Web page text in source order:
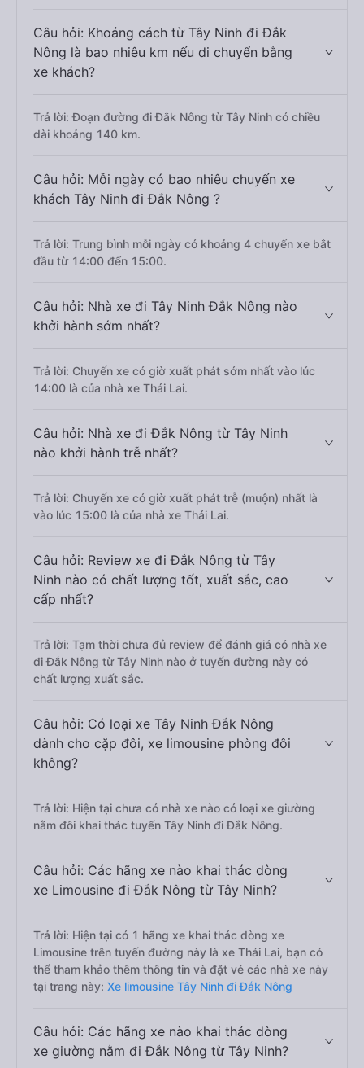
Câu hỏi: Khoảng cách từ Tây Ninh đi Đắk
Nông là bao nhiêu km nếu di chuyển bằng
xe khách?
Trả lời: Đoạn đường đi Đắk Nông từ Tây Ninh có chiều
dài khoảng 140 km.
Câu hỏi: Mỗi ngày có bao nhiêu chuyến xe
khách Tây Ninh đi Đắk Nông ?
Trả lời: Trung bình mỗi ngày có khoảng 4 chuyến xe bắt
đầu từ 14:00 đến 15:00.
Câu hỏi: Nhà xe đi Tây Ninh Đắk Nông nào
khởi hành sớm nhất?
Trả lời: Chuyến xe có giờ xuất phát sớm nhất vào lúc
14:00 là của nhà xe Thái Lai.
Câu hỏi: Nhà xe đi Đắk Nông từ Tây Ninh
nào khởi hành trễ nhất?
Trả lời: Chuyến xe có giờ xuất phát trễ (muộn) nhất là
vào lúc 15:00 là của nhà xe Thái Lai.
Câu hỏi: Review xe đi Đắk Nông từ Tây
Ninh nào có chất lượng tốt, xuất sắc, cao
cấp nhất?
Trả lời: Tạm thời chưa đủ review để đánh giá có nhà xe
đi Đắk Nông từ Tây Ninh nào ở tuyến đường này có
chất lượng xuất sắc.
Câu hỏi: Có loại xe Tây Ninh Đắk Nông
dành cho cặp đôi, xe limousine phòng đôi
không?
Trả lời: Hiện tại chưa có nhà xe nào có loại xe giường
nằm đôi khai thác tuyến Tây Ninh đi Đắk Nông.
Câu hỏi: Các hãng xe nào khai thác dòng
xe Limousine đi Đắk Nông từ Tây Ninh?
Trả lời: Hiện tại có 1 hãng xe khai thác dòng xe
Limousine trên tuyến đường này là xe Thái Lai, bạn có
thể tham khảo thêm thông tin và đặt vé các nhà xe này
tại trang này: Xe limousine Tây Ninh đi Đắk Nông
Câu hỏi: Các hãng xe nào khai thác dòng
xe giường nằm đi Đắk Nông từ Tây Ninh?